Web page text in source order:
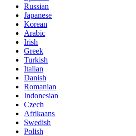
Russian
Japanese
Korean
Arabic
Irish
Greek
Turkish
Italian
Danish
Romanian
Indonesian
Czech
Afrikaans
Swedish
Polish